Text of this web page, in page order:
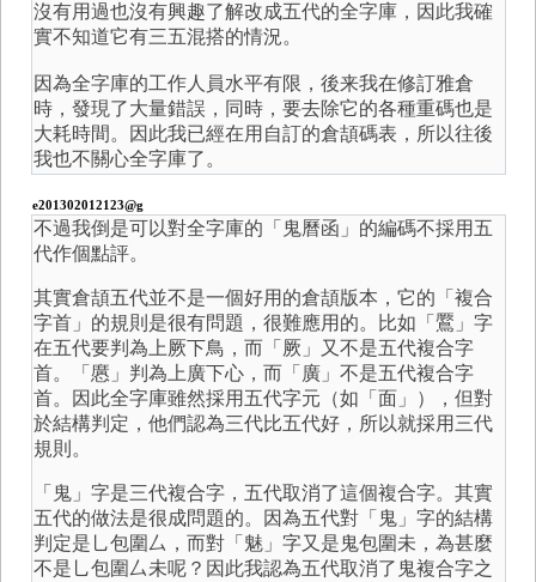
沒有用過也沒有興趣了解改成五代的全字庫，因此我確
實不知道它有三五混搭的情況。
因為全字庫的工作人員水平有限，後来我在修訂雅倉
時，發現了大量錯誤，同時，要去除它的各種重碼也是
大耗時間。因此我已經在用自訂的倉頡碼表，所以往後
我也不關心全字庫了。
e201302012123@g
不過我倒是可以對全字庫的「鬼曆函」的編碼不採用五
代作個點評。
其實倉頡五代並不是一個好用的倉頡版本，它的「複合
字首」的規則是很有問題，很難應用的。比如「鷢」字
在五代要判為上厥下鳥，而「厥」又不是五代複合字
首。「懬」判為上廣下心，而「廣」不是五代複合字
首。因此全字庫雖然採用五代字元（如「面」），但對
於結構判定，他們認為三代比五代好，所以就採用三代
規則。
「鬼」字是三代複合字，五代取消了這個複合字。其實
五代的做法是很成問題的。因為五代對「鬼」字的結構
判定是㇟包圍厶，而對「魅」字又是鬼包圍未，為甚麼
不是㇟包圍厶未呢？因此我認為五代取消了鬼複合字之